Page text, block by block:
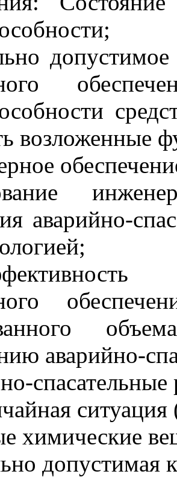
допустимое
возложенные
аварийно-
аварийно-
химические